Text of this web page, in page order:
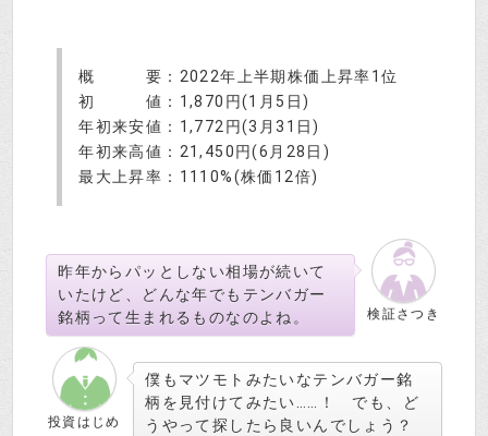
概 要：2022年上半期株価上昇率1位
初 値：1,870円(1月5日)
年初来安値：1,772円(3月31日)
年初来高値：21,450円(6月28日)
最大上昇率：1110%(株価12倍)
検証さつき
昨年からパッとしない相場が続いて
いたけど、どんな年でもテンバガー
銘柄って生まれるものなのよね。
投資はじめ
僕もマツモトみたいなテンバガー銘
柄を見付けてみたい……！ でも、ど
うやって探したら良いんでしょう？